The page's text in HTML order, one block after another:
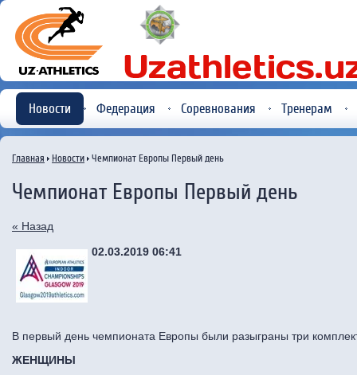
Новости Федерация Соревнования Тренерам
Главная Новости Чемпионат Европы Первый день
Чемпионат Европы Первый день
« Назад
02.03.2019 06:41
В первый день чемпионата Европы были разыграны три
ЖЕНЩИНЫ